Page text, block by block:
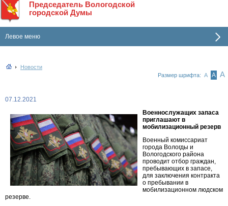
Председатель Вологодской
городской Думы
Левое меню
Новости
Размер шрифта: А А А
07.12.2021
Военнослужащих запаса
приглашают в
мобилизационный резерв
Военный комиссариат
города Вологды и
Вологодского района
проводит отбор граждан,
пребывающих в запасе,
для заключения контракта
о пребывании в
мобилизационном людском
резерве.